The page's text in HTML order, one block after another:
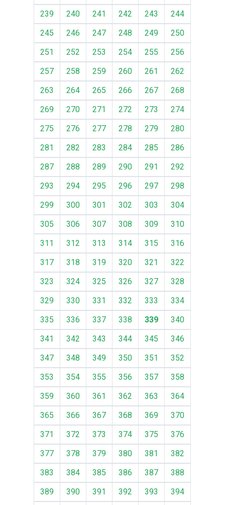
239
240 241 242 243
244
245
246 247 248 249
250
251
252 253 254 255
256
257
258 259 260 261
262
263
264 265 266 267
268
269
270 271 272 273
274
275
276 277 278 279
280
281
282 283 284 285
286
287
288 289 290 291
292
293
294 295 296 297
298
299
300 301 302 303
304
305
306 307 308 309
310
311
312 313 314 315
316
317
318 319 320 321
322
323
324 325 326 327
328
329
330 331 332 333
334
335
336 337 338 339
340
341
342 343 344 345
346
347
348 349 350 351
352
353
354 355 356 357
358
359
360 361 362 363
364
365
366 367 368 369
370
371
372 373 374 375
376
377
378 379 380 381
382
383
384 385 386 387
388
389
390 391 392 393 394